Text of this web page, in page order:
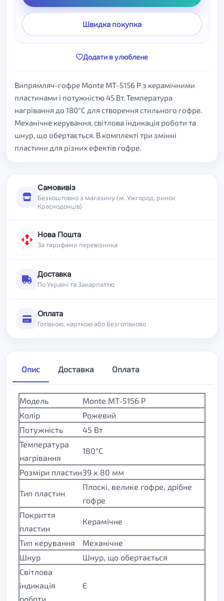
Швидка покупка
Додати в улюблене
Випрямляч-гофре Monte MT-5156 P з керамічними
пластинами і потужністю 45 Вт. Температура
нагрівання до 180°C для створення стильного гофре.
Механічне керування, світлова індикація роботи та
шнур, що обертається. В комплекті три змінні
пластини для різних ефектів гофре.
Самовивіз
Безкоштовно з магазину (м. Ужгород, ринок
Краснодонців)
Нова Пошта
За тарифами перевізника
Доставка
По Україні та Закарпаттю
Оплата
Готівкою, карткою або безготівково
Опис Доставка Оплата
Модель
Monte MT-5156 P
Колір
Рожевий
Потужність
45 Вт
Температура
нагрівання
180°C
Розміри пластин39 х 80 мм
Тип пластин
Плоскі, велике гофре, дрібне
гофре
Покриття
пластин
Керамічне
Тип керування
Механічне
Шнур
Шнур, що обертається
Світлова
індикація
роботи
Є